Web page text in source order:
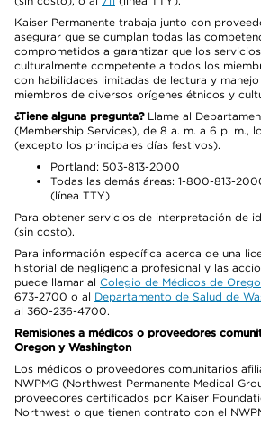
Kaiser Permanente trabaja junto con
asegurar que se cumplan todas las
comprometidos a garantizar que los
culturalmente competente a todos los
con habilidades limitadas de lectura y
miembros de diversos orígenes étnicos y
¿Tiene alguna pregunta?Llame al
(Membership Services), de 8 a. m. a 6 p. m.,
(excepto los principales días festivos).
Portland: 503-813-2000
Todas las demás áreas: 1-800-813-
(línea TTY)
Para obtener servicios de interpretación de
(sin costo).
Para información específica acerca de una
historial de negligencia profesional y las
puede llamar al Colegio de Médicos de
673-2700 o al Departamento de Salud de
al 360-236-4700.
Remisiones a médicos o proveedores
Oregon y Washington
Los médicos o proveedores comunitarios
NWPMG (Northwest Permanente Medical
proveedores certificados por Kaiser
Northwest o que tienen contrato con el